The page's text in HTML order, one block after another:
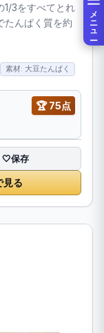
メニュー
1/3をすべてとれ
たんぱく質を約
素材: 大豆たんぱく
🏆75点
🤍保存
見る